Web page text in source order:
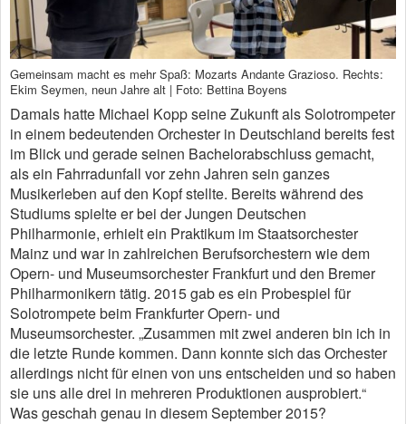
Gemeinsam macht es mehr Spaß: Mozarts Andante Grazioso. Rechts:
Ekim Seymen, neun Jahre alt | Foto: Bettina Boyens
Damals hatte Michael Kopp seine Zukunft als Solotrompeter
in einem bedeutenden Orchester in Deutschland bereits fest
im Blick und gerade seinen Bachelorabschluss gemacht,
als ein Fahrradunfall vor zehn Jahren sein ganzes
Musikerleben auf den Kopf stellte. Bereits während des
Studiums spielte er bei der Jungen Deutschen
Philharmonie, erhielt ein Praktikum im Staatsorchester
Mainz und war in zahlreichen Berufsorchestern wie dem
Opern- und Museumsorchester Frankfurt und den Bremer
Philharmonikern tätig. 2015 gab es ein Probespiel für
Solotrompete beim Frankfurter Opern- und
Museumsorchester. „Zusammen mit zwei anderen bin ich in
die letzte Runde kommen. Dann konnte sich das Orchester
allerdings nicht für einen von uns entscheiden und so haben
sie uns alle drei in mehreren Produktionen ausprobiert.“
Was geschah genau in diesem September 2015?